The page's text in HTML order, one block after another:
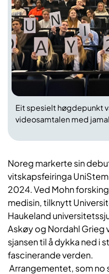
Eit spesielt høgdepunkt
videosamtalen med
Noreg markerte sin
vitskapsfeiringa
2024. Ved Mohn
medisin, tilknytt
Haukeland
Askøy og Nordahl Grieg
sjansen til å dykka ned i
fascinerande verden.
Arrangementet, som no